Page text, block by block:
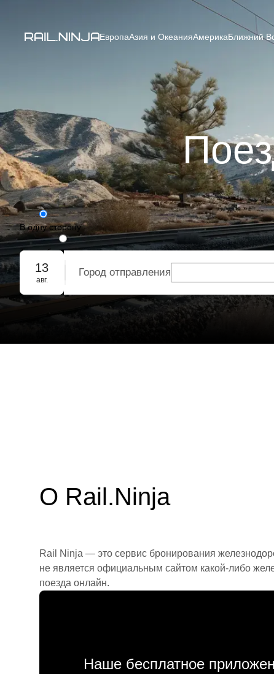
ЕвропаАзия и ОкеанияАмерикаБлижний
В одну сторону
Туда-обратно
Групповое бронирование
13
авг.
Город отправления
О Rail.Ninja
Rail Ninja — это сервис бронирования
не является официальным сайтом какой-либо
поезда онлайн.
Наше бесплатное